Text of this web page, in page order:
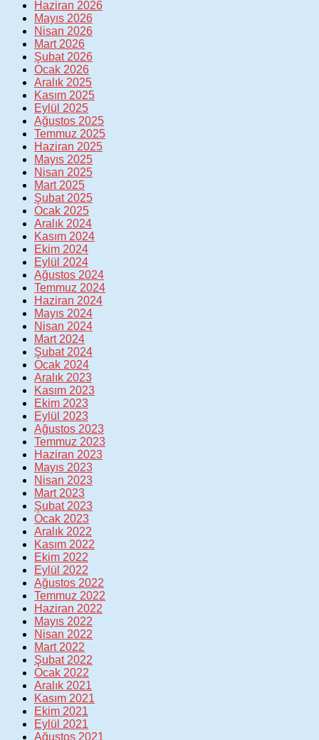
Haziran 2026
Mayıs 2026
Nisan 2026
Mart 2026
Şubat 2026
Ocak 2026
Aralık 2025
Kasım 2025
Eylül 2025
Ağustos 2025
Temmuz 2025
Haziran 2025
Mayıs 2025
Nisan 2025
Mart 2025
Şubat 2025
Ocak 2025
Aralık 2024
Kasım 2024
Ekim 2024
Eylül 2024
Ağustos 2024
Temmuz 2024
Haziran 2024
Mayıs 2024
Nisan 2024
Mart 2024
Şubat 2024
Ocak 2024
Aralık 2023
Kasım 2023
Ekim 2023
Eylül 2023
Ağustos 2023
Temmuz 2023
Haziran 2023
Mayıs 2023
Nisan 2023
Mart 2023
Şubat 2023
Ocak 2023
Aralık 2022
Kasım 2022
Ekim 2022
Eylül 2022
Ağustos 2022
Temmuz 2022
Haziran 2022
Mayıs 2022
Nisan 2022
Mart 2022
Şubat 2022
Ocak 2022
Aralık 2021
Kasım 2021
Ekim 2021
Eylül 2021
Ağustos 2021